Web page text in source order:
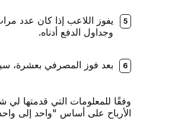
وجداول الدفع أدناه.
بعد فوز المصرفي بعشرة، سيتم دفع
الأرباح على أساس "واحد إلى